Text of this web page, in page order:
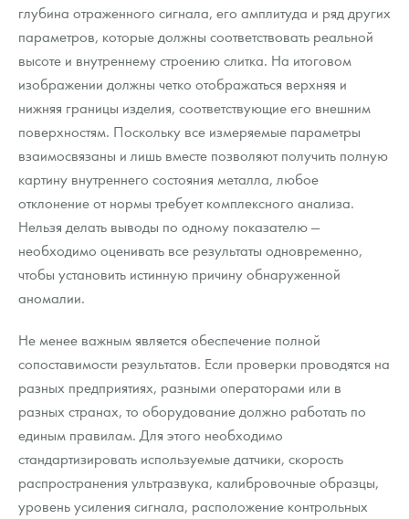
глубина отраженного сигнала, его амплитуда и ряд других
параметров, которые должны соответствовать реальной
высоте и внутреннему строению слитка. На итоговом
изображении должны четко отображаться верхняя и
нижняя границы изделия, соответствующие его внешним
поверхностям. Поскольку все измеряемые параметры
взаимосвязаны и лишь вместе позволяют получить полную
картину внутреннего состояния металла, любое
отклонение от нормы требует комплексного анализа.
Нельзя делать выводы по одному показателю —
необходимо оценивать все результаты одновременно,
чтобы установить истинную причину обнаруженной
аномалии.
Не менее важным является обеспечение полной
сопоставимости результатов. Если проверки проводятся на
разных предприятиях, разными операторами или в
разных странах, то оборудование должно работать по
единым правилам. Для этого необходимо
стандартизировать используемые датчики, скорость
распространения ультразвука, калибровочные образцы,
уровень усиления сигнала, расположение контрольных